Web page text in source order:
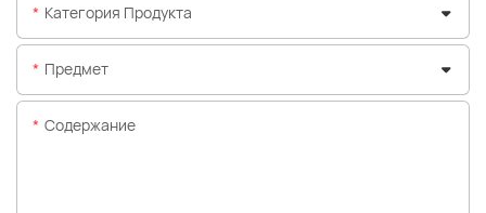
Категория Продукта
Предмет
Содержание